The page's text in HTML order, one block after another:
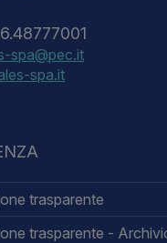
spa@pec.it
spa.it
trasparente
trasparente -